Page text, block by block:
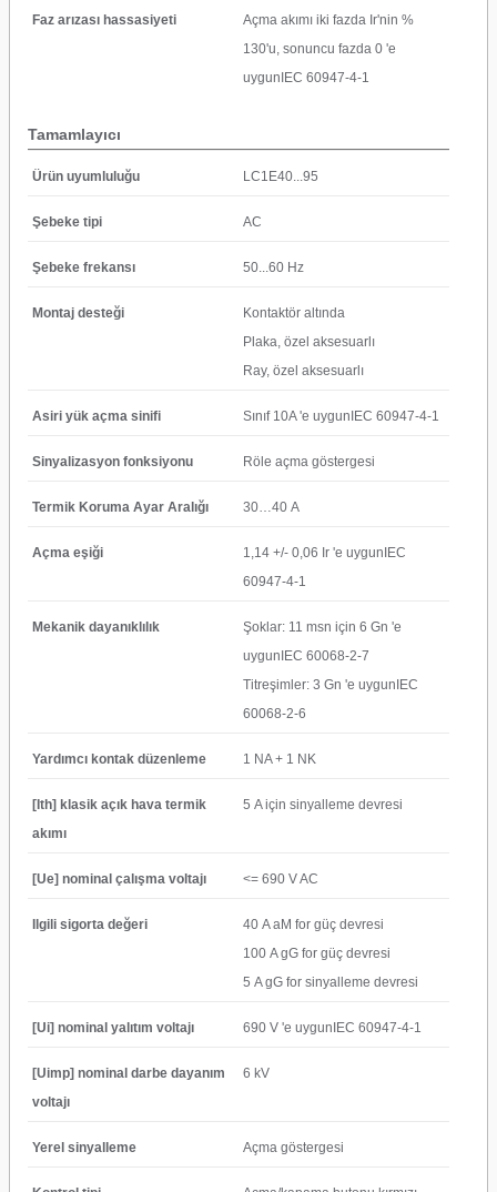
Faz arızası hassasiyeti
Açma akımı iki fazda Ir'nin %
130'u, sonuncu fazda 0 'e
uygunIEC 60947-4-1
Tamamlayıcı
Ürün uyumluluğu LC1E40...95
Şebeke tipi AC
Şebeke frekansı 50...60 Hz
Montaj desteği
Kontaktör altında
Plaka, özel aksesuarlı
Ray, özel aksesuarlı
Asiri yük açma sinifi Sınıf 10A 'e uygunIEC 60947-4-1
Sinyalizasyon fonksiyonu Röle açma göstergesi
Termik Koruma Ayar Aralığı 30…40 A
Açma eşiği
1,14 +/- 0,06 Ir 'e uygunIEC
60947-4-1
Mekanik dayanıklılık
Şoklar: 11 msn için 6 Gn 'e
uygunIEC 60068-2-7
Titreşimler: 3 Gn 'e uygunIEC
60068-2-6
Yardımcı kontak düzenleme 1 NA + 1 NK
[Ith] klasik açık hava termik
akımı
5 A için sinyalleme devresi
[Ue] nominal çalışma voltajı <= 690 V AC
Ilgili sigorta değeri
40 A aM for güç devresi
100 A gG for güç devresi
5 A gG for sinyalleme devresi
[Ui] nominal yalıtım voltajı 690 V 'e uygunIEC 60947-4-1
[Uimp] nominal darbe dayanım
voltajı
6 kV
Yerel sinyalleme Açma göstergesi